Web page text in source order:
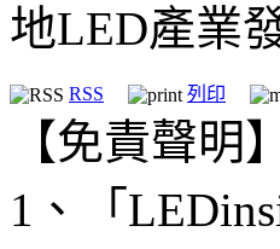
地LED產業
RSS 列印
【免責聲明】
1、「